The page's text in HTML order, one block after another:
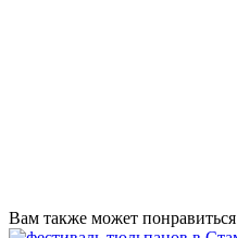
Вам также может понравиться